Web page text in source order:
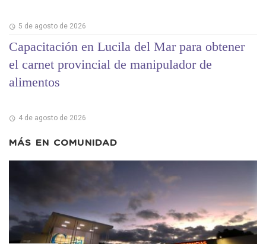
5 de agosto de 2026
Capacitación en Lucila del Mar para obtener
el carnet provincial de manipulador de
alimentos
4 de agosto de 2026
MÁS EN COMUNIDAD